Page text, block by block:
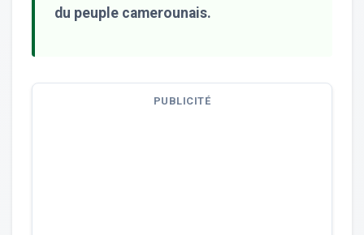
du peuple camerounais.
PUBLICITÉ